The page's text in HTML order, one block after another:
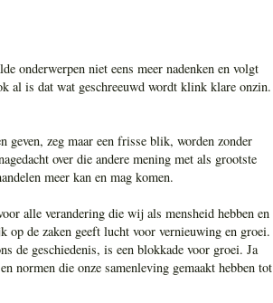
onderwerpen niet eens meer nadenken en volgt
al is dat wat geschreeuwd wordt klink klare onzin.
geven, zeg maar een frisse blik, worden zonder
over die andere mening met als grootste
meer kan en mag komen.
alle verandering die wij als mensheid hebben en
de zaken geeft lucht voor vernieuwing en groei.
de geschiedenis, is een blokkade voor groei. Ja
normen die onze samenleving gemaakt hebben tot